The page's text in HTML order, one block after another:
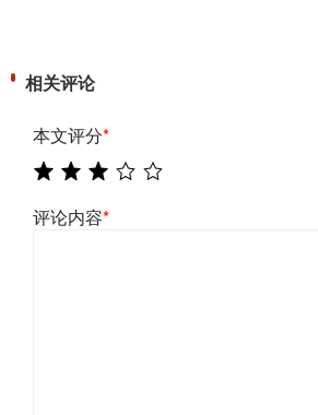
相关评论
本文评分*
评论内容*